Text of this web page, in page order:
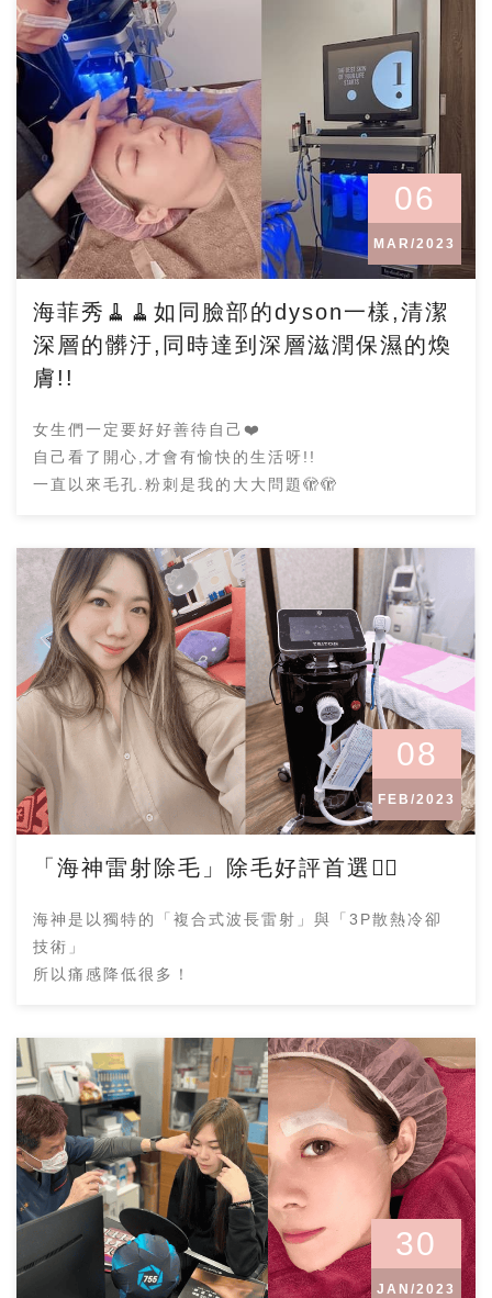
06
MAR/2023
海菲秀🧹🧹如同臉部的dyson一樣,清潔
深層的髒汙,同時達到深層滋潤保濕的煥
膚!!
女生們一定要好好善待自己❤️
自己看了開心,才會有愉快的生活呀!!
一直以來毛孔.粉刺是我的大大問題🫣🫣
08
FEB/2023
「海神雷射除毛」除毛好評首選👍🏻
海神是以獨特的「複合式波長雷射」與「3P散熱冷卻
技術」
所以痛感降低很多！
30
JAN/2023